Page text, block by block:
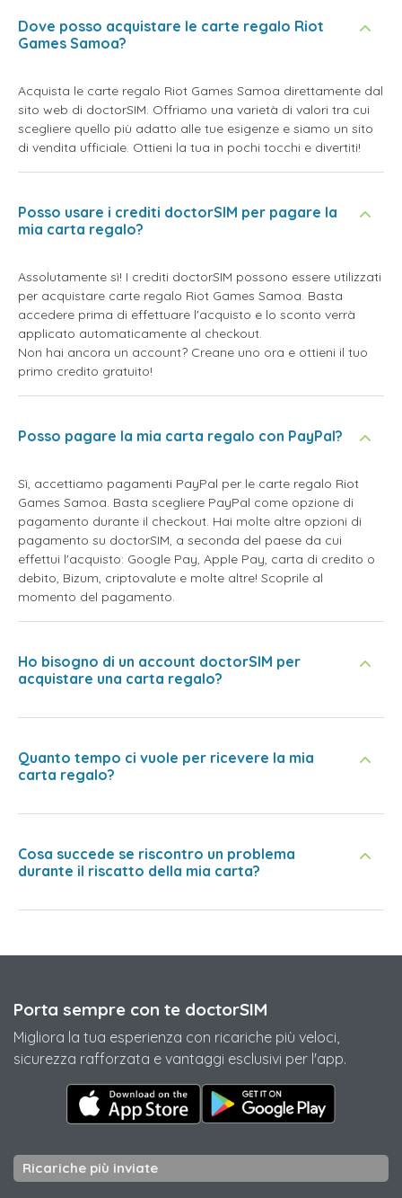
Dove posso acquistare le carte regalo Riot
Games Samoa?
Acquista le carte regalo Riot Games Samoa direttamente dal
sito web di doctorSIM. Offriamo una varietà di valori tra cui
scegliere quello più adatto alle tue esigenze e siamo un sito
di vendita ufficiale. Ottieni la tua in pochi tocchi e divertiti!
Posso usare i crediti doctorSIM per pagare la
mia carta regalo?
Assolutamente sì! I crediti doctorSIM possono essere utilizzati
per acquistare carte regalo Riot Games Samoa. Basta
accedere prima di effettuare l'acquisto e lo sconto verrà
applicato automaticamente al checkout.
Non hai ancora un account? Creane uno ora e ottieni il tuo
primo credito gratuito!
Posso pagare la mia carta regalo con PayPal?
Sì, accettiamo pagamenti PayPal per le carte regalo Riot
Games Samoa. Basta scegliere PayPal come opzione di
pagamento durante il checkout. Hai molte altre opzioni di
pagamento su doctorSIM, a seconda del paese da cui
effettui l'acquisto: Google Pay, Apple Pay, carta di credito o
debito, Bizum, criptovalute e molte altre! Scoprile al
momento del pagamento.
Ho bisogno di un account doctorSIM per
acquistare una carta regalo?
Quanto tempo ci vuole per ricevere la mia
carta regalo?
Cosa succede se riscontro un problema
durante il riscatto della mia carta?
Porta sempre con te doctorSIM
Migliora la tua esperienza con ricariche più veloci,
sicurezza rafforzata e vantaggi esclusivi per l'app.
Ricariche più inviate